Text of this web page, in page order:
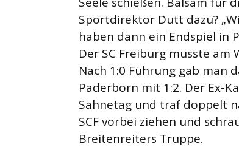
Sportdirektor Dutt dazu?
haben dann ein Endspiel in
Der SC Freiburg musste
Nach 1:0 Führung gab man
Paderborn mit 1:2. Der Ex-
Sahnetag und traf doppelt
SCF vorbei ziehen und
Breitenreiters Truppe.